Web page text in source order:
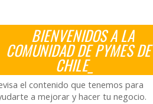
BIENVENIDOS A LA
COMUNIDAD DE PYMES DE
CHILE_
el contenido que tenemos para
a mejorar y hacer tu negocio.